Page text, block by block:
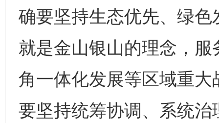
确要坚持生态优先、绿
就是金山银山的理念，
角一体化发展等区域重
要坚持统筹协调、系统